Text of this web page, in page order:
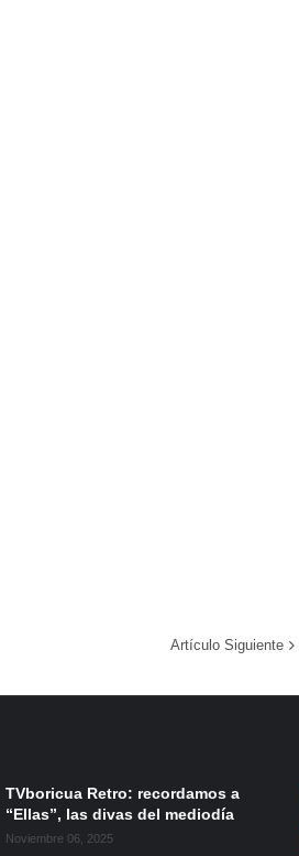
Artículo Siguiente
TVboricua Retro: recordamos a
“Ellas”, las divas del mediodía
Noviembre 06, 2025